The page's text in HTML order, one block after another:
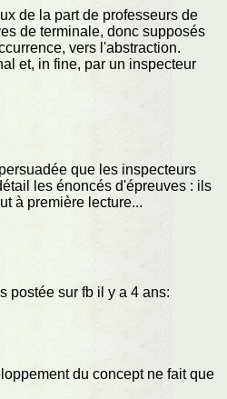
de la part de professeurs de
de terminale, donc supposés
vers l'abstraction.
et, in fine, par un inspecteur
que les inspecteurs
les énoncés d'épreuves : ils
à première lecture...
postée sur fb il y a 4 ans:
du concept ne fait que